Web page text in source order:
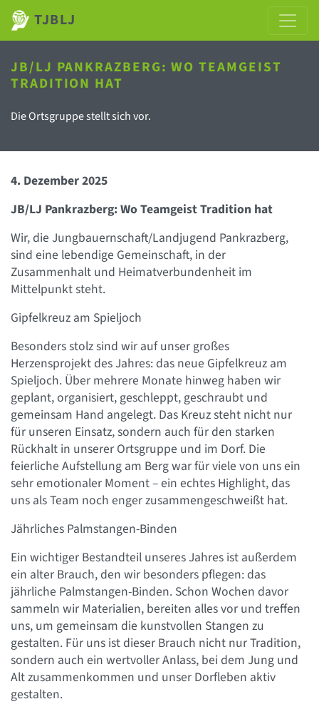
TJBLJ
JB/LJ PANKRAZBERG: WO TEAMGEIST
TRADITION HAT
Die Ortsgruppe stellt sich vor.
4. Dezember 2025
JB/LJ Pankrazberg: Wo Teamgeist Tradition hat
Wir, die Jungbauernschaft/Landjugend Pankrazberg,
sind eine lebendige Gemeinschaft, in der
Zusammenhalt und Heimatverbundenheit im
Mittelpunkt steht.
Gipfelkreuz am Spieljoch
Besonders stolz sind wir auf unser großes
Herzensprojekt des Jahres: das neue Gipfelkreuz am
Spieljoch. Über mehrere Monate hinweg haben wir
geplant, organisiert, geschleppt, geschraubt und
gemeinsam Hand angelegt. Das Kreuz steht nicht nur
für unseren Einsatz, sondern auch für den starken
Rückhalt in unserer Ortsgruppe und im Dorf. Die
feierliche Aufstellung am Berg war für viele von uns ein
sehr emotionaler Moment – ein echtes Highlight, das
uns als Team noch enger zusammengeschweißt hat.
Jährliches Palmstangen-Binden
Ein wichtiger Bestandteil unseres Jahres ist außerdem
ein alter Brauch, den wir besonders pflegen: das
jährliche Palmstangen-Binden. Schon Wochen davor
sammeln wir Materialien, bereiten alles vor und treffen
uns, um gemeinsam die kunstvollen Stangen zu
gestalten. Für uns ist dieser Brauch nicht nur Tradition,
sondern auch ein wertvoller Anlass, bei dem Jung und
Alt zusammenkommen und unser Dorfleben aktiv
gestalten.